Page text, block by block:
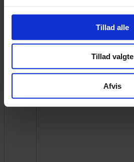
Tillad alle
Tillad valgte
Afvis